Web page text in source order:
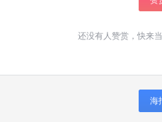
还没有人赞赏，快来
海